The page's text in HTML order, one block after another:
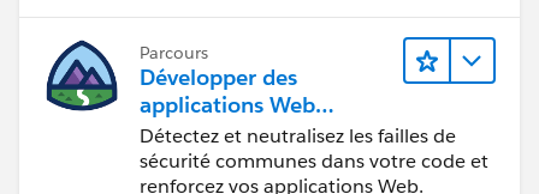
Parcours
Développer des
applications Web
sécurisées
Détectez et neutralisez les failles de
sécurité communes dans votre code et
renforcez vos applications Web.